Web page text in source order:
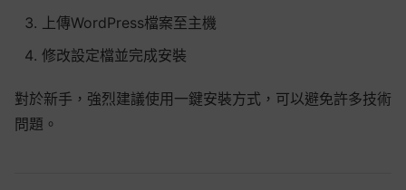
上傳WordPress檔案至主機
修改設定檔並完成安裝
對於新手，強烈建議使用一鍵安裝方式，可以避免許多技術
問題。